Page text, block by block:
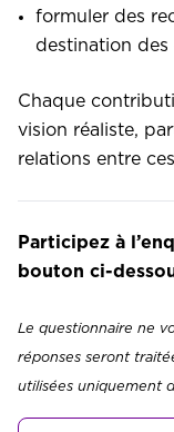
formuler des
destination
Chaque
vision réaliste,
relations entre
Participez à
bouton ci-
Le questionnaire ne
réponses seront
utilisées uniquement